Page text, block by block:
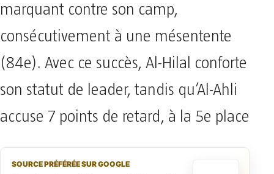
marquant contre son camp,
consécutivement à une mésentente
(84e). Avec ce succès, Al-Hilal conforte
son statut de leader, tandis qu’Al-Ahli
accuse 7 points de retard, à la 5e place
SOURCE PRÉFÉRÉE SUR GOOGLE